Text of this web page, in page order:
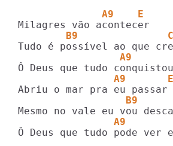
              A9    E
B9
A9
                A9       E
B9
A9
Ô Deus que tudo pode